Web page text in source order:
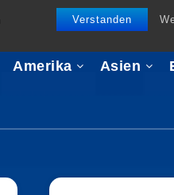
Verstanden
Amerika Asien